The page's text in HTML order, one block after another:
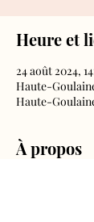
Heure et
24 août 2024,
Haute-
Haute-
À propos